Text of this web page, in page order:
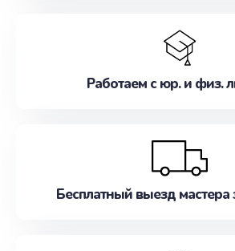
Работаем с юр. и физ.
Бесплатный выезд мастера